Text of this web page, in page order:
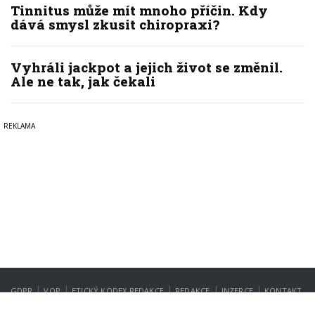
Tinnitus může mít mnoho příčin. Kdy
dává smysl zkusit chiropraxi?
Vyhráli jackpot a jejich život se změnil.
Ale ne tak, jak čekali
GDPR | VOP | ETICKÝ KODEX REDAKCE | REDAKCE | INZERCE | KONTAKT